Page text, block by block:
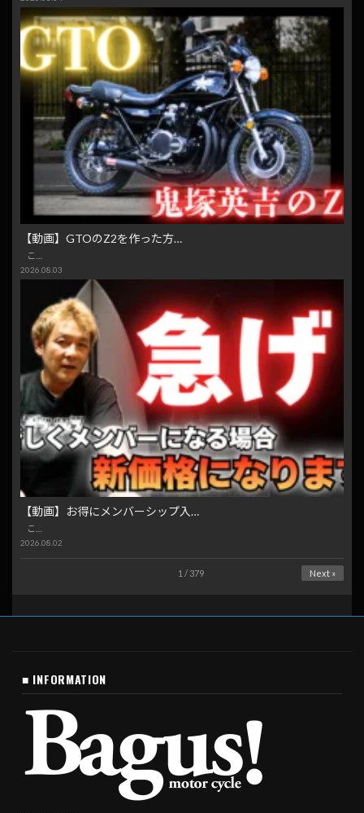
【動画】GTOのZ2を作った方…
こ…
2026.08.03
【動画】お得にメンバーシップ入…
こ…
2026.08.02
1 / 379 Next »
■ INFORMATION